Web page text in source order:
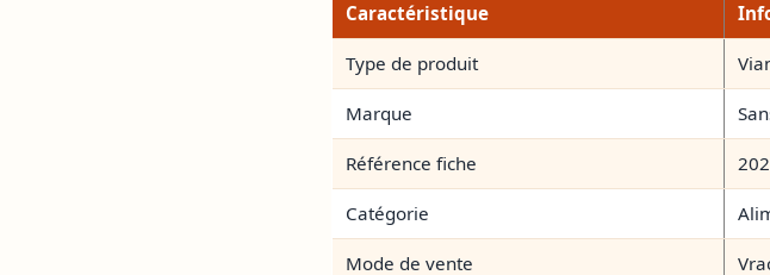
Caractéristique
Type de produit
Marque
Référence fiche
Catégorie
Mode de vente